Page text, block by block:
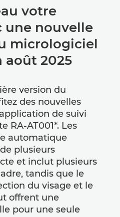
votre
une nouvelle
micrologiciel
août 2025
version du
des nouvelles
de suivi
RA-AT001*. Les
automatique
plusieurs
et inclut plusieurs
tandis que le
du visage et le
offrent une
pour une seule